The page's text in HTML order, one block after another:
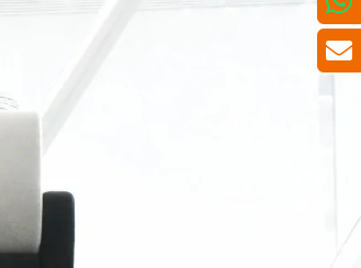
Dát bedoelen we nou met ontzorgen